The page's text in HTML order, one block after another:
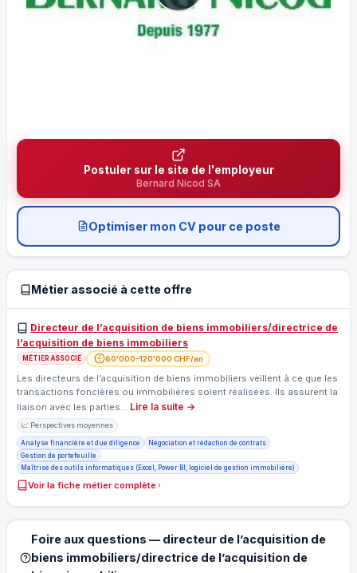
Postuler sur le site de l'employeur
Bernard Nicod SA
Optimiser mon CV pour ce poste
Métier associé à cette offre
Directeur de l’acquisition de biens immobiliers/directrice de
l’acquisition de biens immobiliers
MÉTIER ASSOCIÉ 60'000–120'000 CHF/an
Les directeurs de l’acquisition de biens immobiliers veillent à ce que les
transactions foncières ou immobilières soient réalisées. Ils assurent la
liaison avec les parties… Lire la suite →
📈 Perspectives moyennes
Analyse financière et due diligence
Négociation et rédaction de contrats
Gestion de portefeuille
Maîtrise des outils informatiques (Excel, Power BI, logiciel de gestion immobilière)
Voir la fiche métier complète
Foire aux questions — directeur de l’acquisition de
biens immobiliers/directrice de l’acquisition de